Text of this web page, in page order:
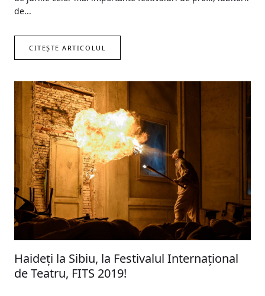
de...
CITEȘTE ARTICOLUL
Haideți la Sibiu, la Festivalul Internațional
de Teatru, FITS 2019!